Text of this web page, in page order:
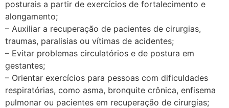
posturais a partir de exercícios de fortalecimento e
alongamento;
– Auxiliar a recuperação de pacientes de cirurgias,
traumas, paralisias ou vítimas de acidentes;
– Evitar problemas circulatórios e de postura em
gestantes;
– Orientar exercícios para pessoas com dificuldades
respiratórias, como asma, bronquite crônica, enfisema
pulmonar ou pacientes em recuperação de cirurgias;